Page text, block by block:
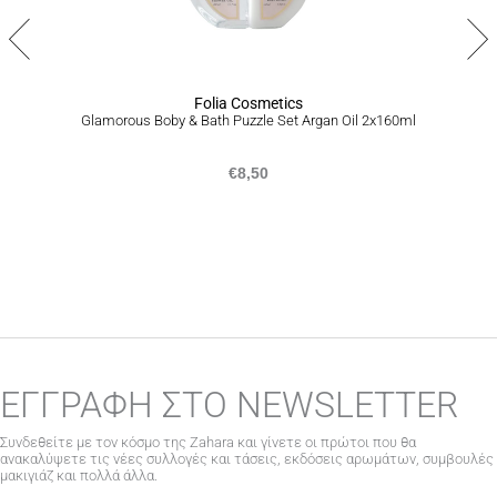
Folia Cosmetics
Glamorous Boby & Bath Puzzle Set Argan Oil 2x160ml
€8,50
ΕΓΓΡΑΦΗ ΣΤΟ NEWSLETTER
Συνδεθείτε με τον κόσμο της Zahara και γίνετε οι πρώτοι που θα
ανακαλύψετε τις νέες συλλογές και τάσεις, εκδόσεις αρωμάτων, συμβουλές
μακιγιάζ και πολλά άλλα.